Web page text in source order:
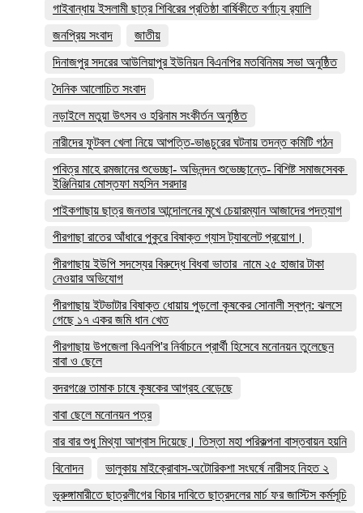
গাইবান্ধায় ইসলামী ছাত্র শিবিরের প্রতিষ্ঠা বার্ষিকীতে বর্ণাঢ্য র‌্যালি
জনপ্রিয় সংবাদ
জাতীয়
দিনাজপুর সদরের আউলিয়াপুর ইউনিয়ন বিএনপির মতবিনিময় সভা অনুষ্ঠিত
দৈনিক আলোচিত সংবাদ
নড়াইলে মতুয়া উৎসব ও হরিনাম সংকীর্তন অনুষ্ঠিত
নারীদের ফুটবল খেলা নিয়ে আপত্তি-ভাঙচুরের ঘটনায় তদন্ত কমিটি গঠন
পবিত্র মাহে রমজানের শুভেচ্ছা- অভিনন্দন শুভেচ্ছান্তে- বিশিষ্ট সমাজসেবক
ইঞ্জিনিয়ার মোস্তফা মহসিন সরদার
পাইকগাছায় ছাত্র জনতার আন্দোলনের মুখে চেয়ারম্যান আজাদের পদত্যাগ
পীরগাছা রাতের আঁধারে পুকুরে বিষাক্ত গ্যাস ট্যাবলেট প্রয়োগ।
পীরগাছায় ইউপি সদস্যের বিরুদ্ধে বিধবা ভাতার নামে ২৫ হাজার টাকা
নেওয়ার অভিযোগ
পীরগাছায় ইটভাটার বিষাক্ত ধোয়ায় পুড়লো কৃষকের সোনালী স্বপ্ন: ঝলসে
গেছে ১৭ একর জমি ধান খেত
পীরগাছায় উপজেলা বিএনপি'র নির্বাচনে প্রার্থী হিসেবে মনোনয়ন তুলেছেন
বাবা ও ছেলে
বদরগঞ্জে তামাক চাষে কৃষকের আগ্রহ বেড়েছে
বাবা ছেলে মনোনয়ন পত্র
বার বার শুধু মিথ্যা আশ্বাস দিয়েছে। তিস্তা মহা পরিকল্পনা বাস্তবায়ন হয়নি
বিনোদন
ভালুকায় মাইক্রোবাস-অটোরিকশা সংঘর্ষে নারীসহ নিহত ২
ভূরুঙ্গামারীতে ছাত্রলীগের বিচার দাবিতে ছাত্রদলের মার্চ ফর জাস্টিস কর্মসূচি